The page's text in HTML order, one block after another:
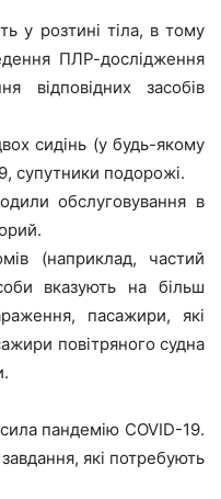
у розтині тіла, в тому
ПЛР-дослідження
відповідних засобів
сидінь (у будь-якому
супутники подорожі.
обслуговування в
(наприклад, частий
вказують на більш
пасажири, які
повітряного судна
пандемію COVID-19.
які потребують